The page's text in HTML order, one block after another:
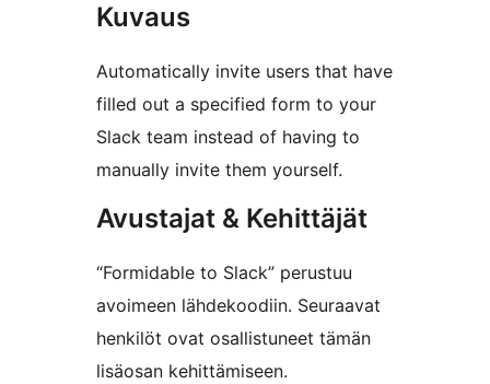
Kuvaus
Automatically invite users that have
filled out a specified form to your
Slack team instead of having to
manually invite them yourself.
Avustajat & Kehittäjät
“Formidable to Slack” perustuu
avoimeen lähdekoodiin. Seuraavat
henkilöt ovat osallistuneet tämän
lisäosan kehittämiseen.